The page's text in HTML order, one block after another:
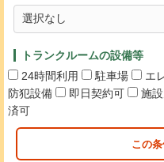
トランクルームの設備等
24時間利用
駐車場 エ
防犯設備
即日契約可 施
済可
この